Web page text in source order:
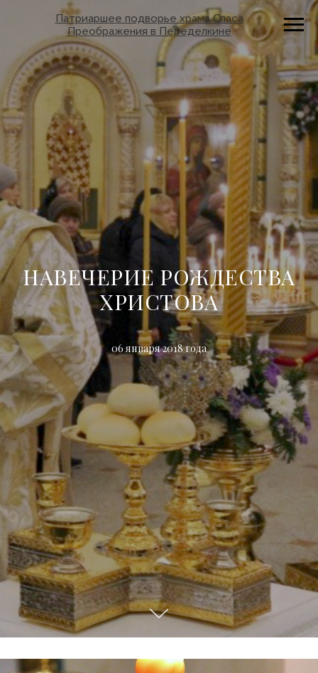
Патриаршее подворье храма Спаса
Преображения в Переделкине
НАВЕЧЕРИЕ РОЖДЕСТВА
ХРИСТОВА
06 января 2018 года